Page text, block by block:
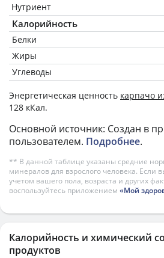
Нутриент
Калорийность
Белки
Жиры
Углеводы
Энергетическая ценность карпачо
128 кКал.
Основной источник: Создан в
пользователем. Подробнее.
** В данной таблице указаны средние
минералов для взрослого человека. Если
учетом вашего пола, возраста и других
воспользуйтесь приложением «Мой
Калорийность и химический
продуктов